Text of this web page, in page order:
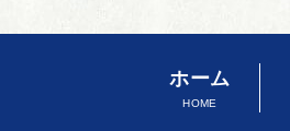
ホーム
HOME